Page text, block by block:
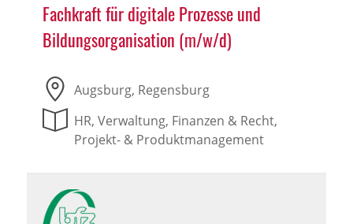
Fachkraft für digitale Prozesse und
Bildungsorganisation (m/w/d)
Augsburg, Regensburg
HR, Verwaltung, Finanzen & Recht,
Projekt- & Produktmanagement